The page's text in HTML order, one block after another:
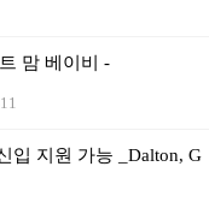
맘 베이비 -
입 지원 가능 _Dalton, G